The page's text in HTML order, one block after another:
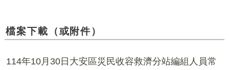
檔案下載（或附件）
114年10月30日大安區災民收容救濟分站編組人員常